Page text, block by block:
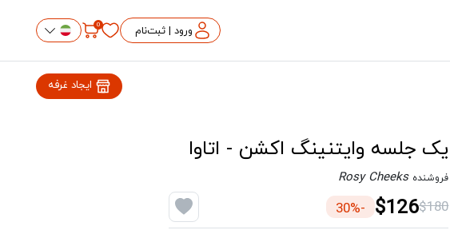
ورود | ثبت‌نام 0
ایجاد غرفه
یک جلسه وایتنینگ اکشن - اتاوا
فروشنده Rosy Cheeks
$180
$126
-30%